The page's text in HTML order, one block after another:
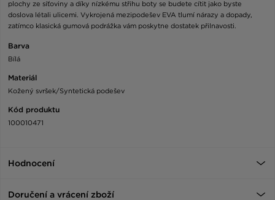
plochy ze síťoviny a díky nízkému střihu boty se budete cítit jako byste
doslova létali ulicemi. Vykrojená mezipodešev EVA tlumí nárazy a dopady,
zatímco klasická gumová podrážka vám poskytne dostatek přilnavosti.
Barva
Bílá
Materiál
Kožený svršek/Syntetická podešev
Kód produktu
100010471
Hodnocení
Doručení a vrácení zboží